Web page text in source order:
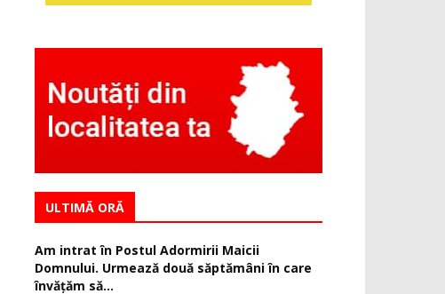
ULTIMĂ ORĂ
Am intrat în Postul Adormirii Maicii
Domnului. Urmează două săptămâni în care
învăţăm să...